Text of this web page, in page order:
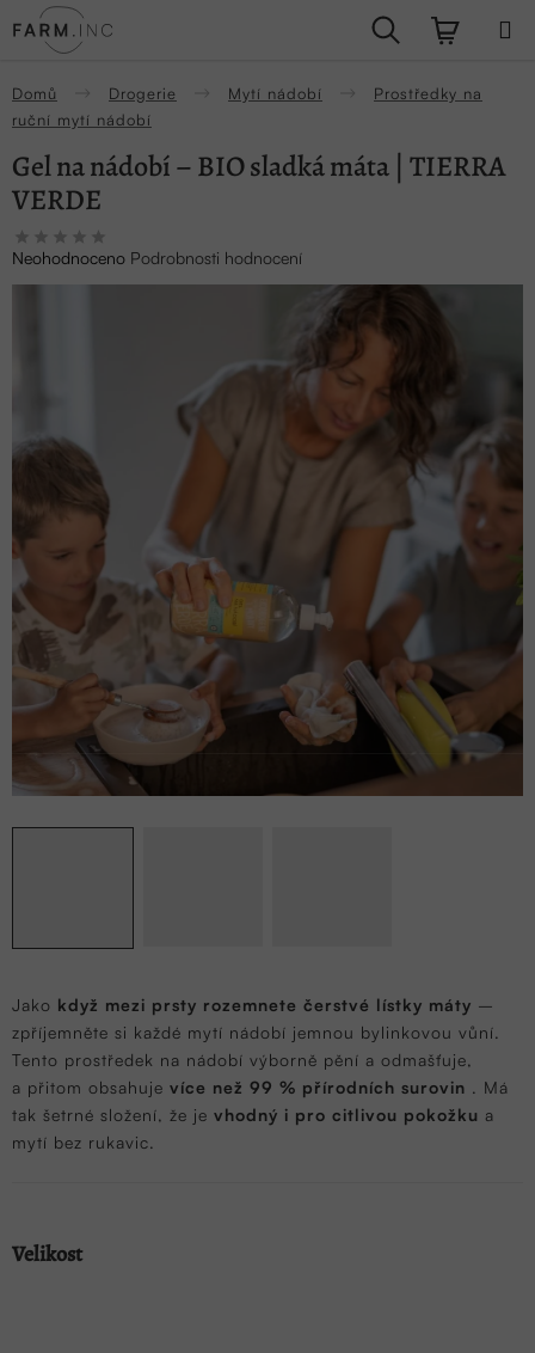
na
Hledat
Domů Drogerie Mytí nádobí
Prostředky na
ruční mytí nádobí
Jako když mezi prsty rozemnete čerstvé lístky máty –
zpříjemněte si každé mytí nádobí jemnou bylinkovou vůní.
Tento prostředek na nádobí výborně pění a odmašťuje,
a přitom obsahuje více než 99 % přírodních surovin . Má
tak šetrné složení, že je vhodný i pro citlivou pokožku a
mytí bez rukavic.
Velikost
Gel na nádobí – BIO sladká máta | TIERRA
VERDE
Průměrné
hodnocení
hvězdiček.
Neohodnoceno Podrobnosti hodnocení